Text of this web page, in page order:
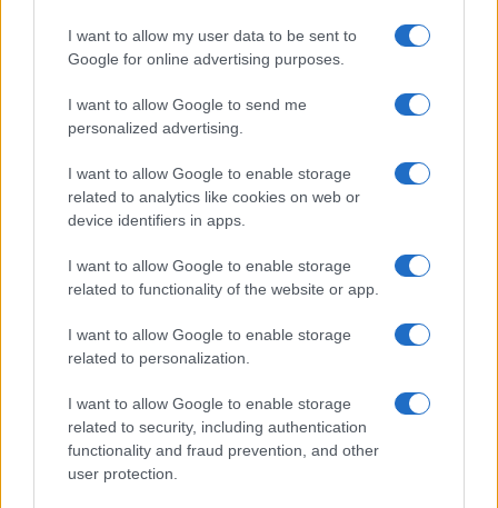
I want to allow my user data to be sent to
Google for online advertising purposes.
I want to allow Google to send me
personalized advertising.
I want to allow Google to enable storage
related to analytics like cookies on web or
device identifiers in apps.
I want to allow Google to enable storage
related to functionality of the website or app.
I want to allow Google to enable storage
related to personalization.
I want to allow Google to enable storage
related to security, including authentication
functionality and fraud prevention, and other
user protection.
americana.
Prossimi passi per l’Unione
Europea
A pochi giorni dalla scadenza del termine
negoziale fissato al 1° agosto, l’Unione Europea
intensifica i suoi sforzi tra incontri diplomatici e
Bruxelles è quella di raggiungere un’intesa stabile
con Washington per consolidare i rapporti
transatlantici e prevenire un’escalation delle
tensioni commerciali. L’attenzione si concentra
ora sull’esito delle decisioni presidenziali negli